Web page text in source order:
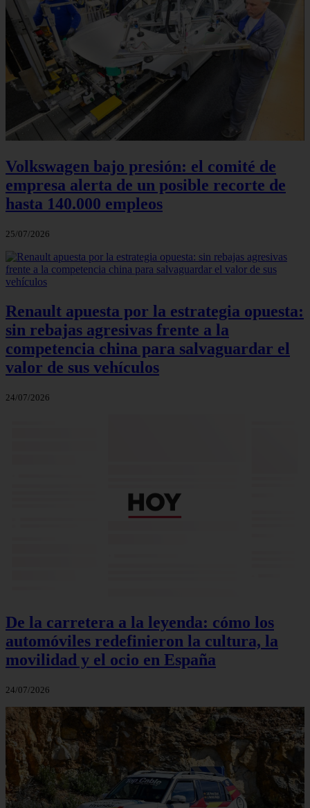
Volkswagen bajo presión: el comité de
empresa alerta de un posible recorte de
hasta 140.000 empleos
25/07/2026
Renault apuesta por la estrategia opuesta:
sin rebajas agresivas frente a la
competencia china para salvaguardar el
valor de sus vehículos
24/07/2026
De la carretera a la leyenda: cómo los
automóviles redefinieron la cultura, la
movilidad y el ocio en España
24/07/2026